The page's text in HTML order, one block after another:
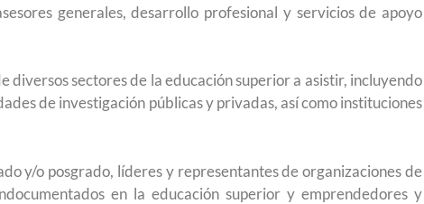
generales, desarrollo profesional y servicios de apoyo
sectores de la educación superior a asistir, incluyendo
de investigación públicas y privadas, así como instituciones
y/o posgrado, líderes y representantes de organizaciones de
en la educación superior y emprendedores y